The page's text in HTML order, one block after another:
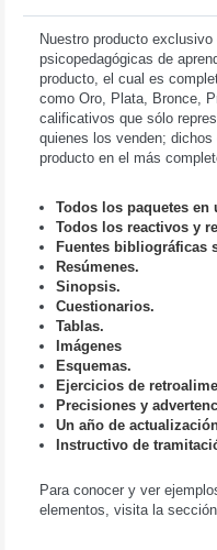
Nuestro producto
psicopedagógicas de
producto, el cual es
como Oro, Plata, Bronce,
calificativos que sólo
quienes los venden;
producto en el más
Todos los paquetes
Todos los reactivos y
Fuentes bibliográficas
Resúmenes.
Sinopsis.
Cuestionarios.
Tablas.
Imágenes
Esquemas.
Ejercicios de
Precisiones y
Un año de
Instructivo de
Para conocer y ver
elementos, visita la sección